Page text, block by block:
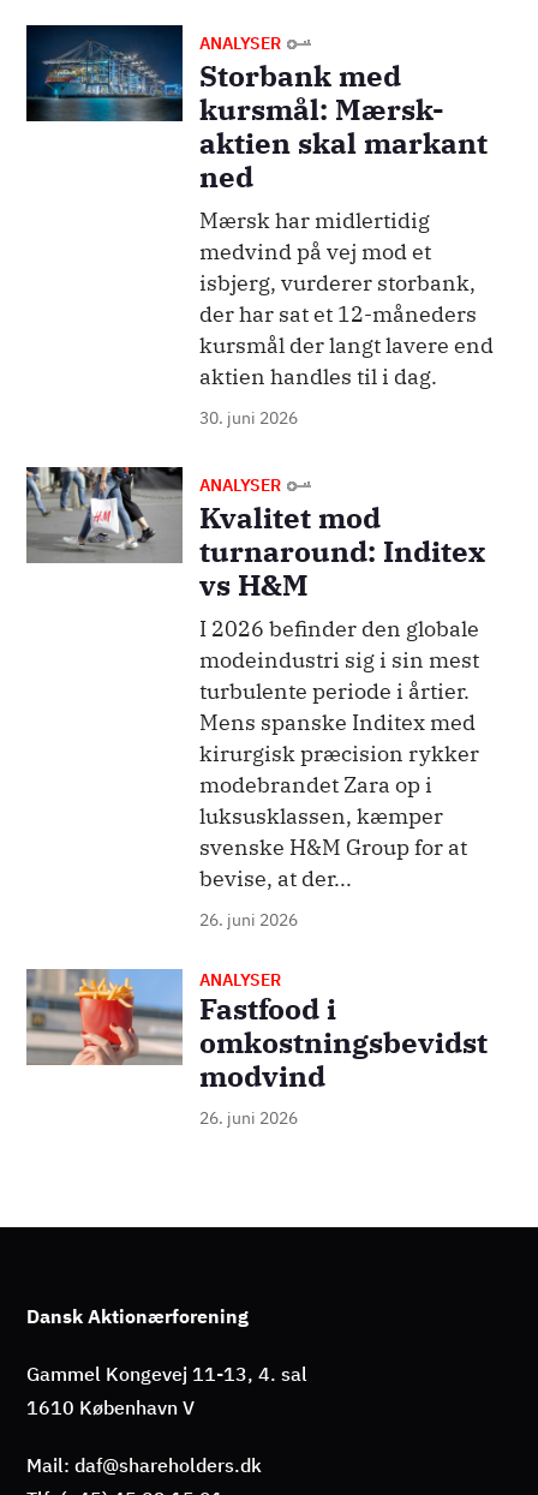
Billede ANALYSER
Storbank med
kursmål: Mærsk-
aktien skal markant
ned
Mærsk har midlertidig
medvind på vej mod et
isbjerg, vurderer storbank,
der har sat et 12-måneders
kursmål der langt lavere end
aktien handles til i dag.
30. juni 2026
Billede ANALYSER
Kvalitet mod
turnaround: Inditex
vs H&M
I 2026 befinder den globale
modeindustri sig i sin mest
turbulente periode i årtier.
Mens spanske Inditex med
kirurgisk præcision rykker
modebrandet Zara op i
luksusklassen, kæmper
svenske H&M Group for at
bevise, at der...
26. juni 2026
Billede ANALYSER
Fastfood i
omkostningsbevidst
modvind
26. juni 2026
Dansk Aktionærforening
Gammel Kongevej 11-13, 4. sal
1610 København V
Mail: daf@shareholders.dk